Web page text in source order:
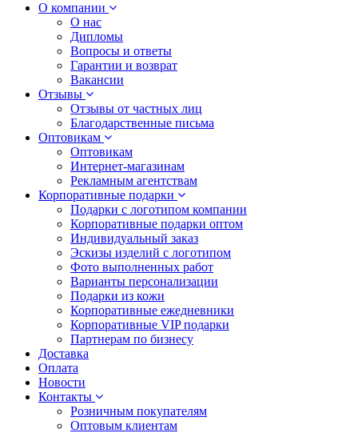
О компании
О нас
Дипломы
Вопросы и ответы
Гарантии и возврат
Вакансии
Отзывы
Отзывы от частных лиц
Благодарственные письма
Оптовикам
Оптовикам
Интернет-магазинам
Рекламным агентствам
Корпоративные подарки
Подарки с логотипом компании
Корпоративные подарки оптом
Индивидуальный заказ
Эскизы изделий с логотипом
Фото выполненных работ
Варианты персонализации
Подарки из кожи
Корпоративные ежедневники
Корпоративные VIP подарки
Партнерам по бизнесу
Доставка
Оплата
Новости
Контакты
Розничным покупателям
Оптовым клиентам